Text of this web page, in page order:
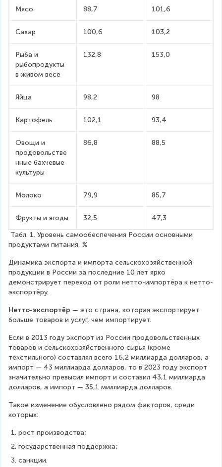
Мясо 88,7 101,6
Сахар 100,6 103,2
Рыба и
рыбопродукты
в живом весе
132,8 153,0
Яйца 98,2 98
Картофель 102,1 93,4
Овощи и
продовольстве
нные бахчевые
культуры
86,8 88,5
Молоко 79,9 85,7
Фрукты и ягоды 32,5
47,3
Табл. 1. Уровень самообеспечения России основными
продуктами питания, %
Динамика экспорта и импорта сельскохозяйственной
продукции в России за последние 10 лет ярко
демонстрирует переход от роли нетто-импортёра к нетто-
экспортёру.
Нетто-экспортёр — это страна, которая экспортирует
больше товаров и услуг, чем импортирует.
Если в 2013 году экспорт из России продовольственных
товаров и сельскохозяйственного сырья (кроме
текстильного) составлял всего 16,2 миллиарда долларов, а
импорт — 43 миллиарда долларов, то в 2023 году экспорт
значительно превысил импорт и составил 43,1 миллиарда
долларов, а импорт — 35,1 миллиарда долларов.
Такое изменение обусловлено рядом факторов, среди
которых:
рост производства;
государственная поддержка;
санкции.